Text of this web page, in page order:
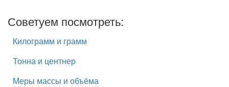
Советуем посмотреть:
Килограмм и грамм
Тонна и центнер
Меры массы и объёма